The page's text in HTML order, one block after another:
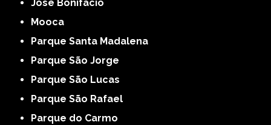
José Bonifácio
Mooca
Parque Santa Madalena
Parque São Jorge
Parque São Lucas
Parque São Rafael
Parque do Carmo